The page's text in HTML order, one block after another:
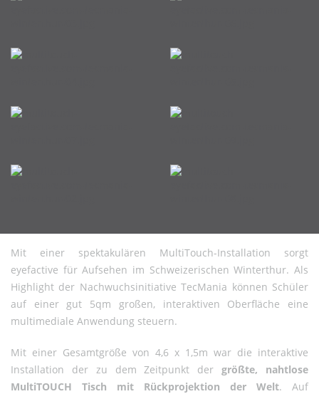
Mit einer spektakulären MultiTouch-Installation sorgt
eyefactive für Aufsehen im Schweizerischen Winterthur. Als
Highlight der Nachwuchsinitiative TecMania können Schüler
auf einer gut 5qm großen, interaktiven Oberfläche eine
multimediale Anwendung steuern.
Mit einer Gesamtgröße von 4,6 x 1,5m war die interaktive
Installation der zu dem Zeitpunkt dergrößte, nahtlose
MultiTOUCH Tisch mit Rückprojektion der Welt. Auf